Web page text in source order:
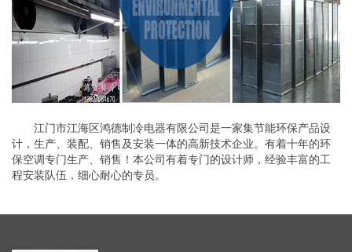
江门市江海区鸿德制冷电器有限公司是一家集节能环保产品设
计，生产、装配、销售及安装一体的高新技术企业。有着十年的环
保空调专门生产、销售！本公司有着专门的设计师，经验丰富的工
程安装队伍，细心耐心的专员。